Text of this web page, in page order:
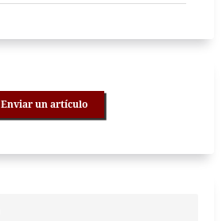
Enviar un artículo